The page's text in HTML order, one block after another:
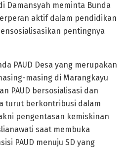
Damansyah meminta Bunda
aktif dalam pendidikan
pentingnya
PAUD Desa yang merupakan
masing di Marangkayu
PAUD bersosialisasi dan
turut berkontribusi dalam
pengentasan kemiskinan
saat membuka
PAUD menuju SD yang